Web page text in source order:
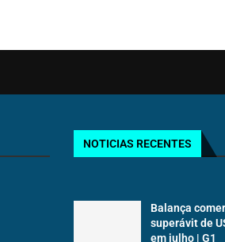
NOTICIAS RECENTES
Balança
superávit de
em julho | G1